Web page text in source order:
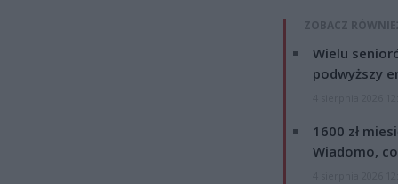
ZOBACZ
Wielu
podwyższy
1600 zł
Wiadomo,